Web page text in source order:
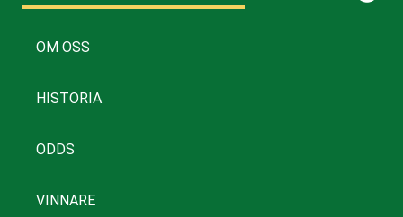
OM OSS
HISTORIA
ODDS
VINNARE